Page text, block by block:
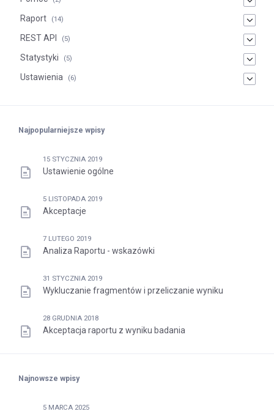
Raport (14)
REST API (5)
Statystyki (5)
Ustawienia (6)
Najpopularniejsze wpisy
15 STYCZNIA 2019
Ustawienie ogólne
5 LISTOPADA 2019
Akceptacje
7 LUTEGO 2019
Analiza Raportu - wskazówki
31 STYCZNIA 2019
Wykluczanie fragmentów i przeliczanie wyniku
28 GRUDNIA 2018
Akceptacja raportu z wyniku badania
Najnowsze wpisy
5 MARCA 2025